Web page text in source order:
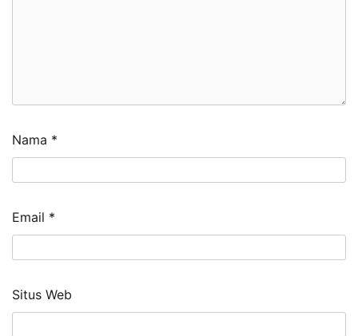
Nama *
Email *
Situs Web